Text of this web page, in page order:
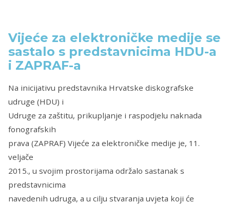
Vijeće za elektroničke medije se
sastalo s predstavnicima HDU-a
i ZAPRAF-a
Na inicijativu predstavnika Hrvatske diskografske
udruge (HDU) i
Udruge za zaštitu, prikupljanje i raspodjelu naknada
fonografskih
prava (ZAPRAF) Vijeće za elektroničke medije je, 11.
veljače
2015., u svojim prostorijama održalo sastanak s
predstavnicima
navedenih udruga, a u cilju stvaranja uvjeta koji će